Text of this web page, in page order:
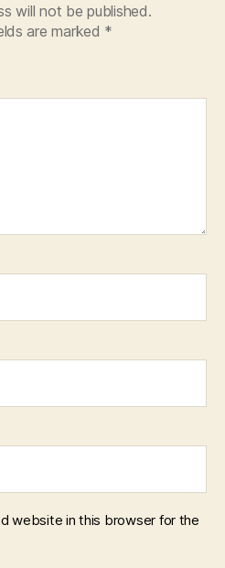
will not be published.
are marked *
website in this browser for the